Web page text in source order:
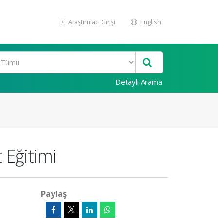
Araştırmacı Girişi English
Detaylı Arama
Eğitimi
Paylaş